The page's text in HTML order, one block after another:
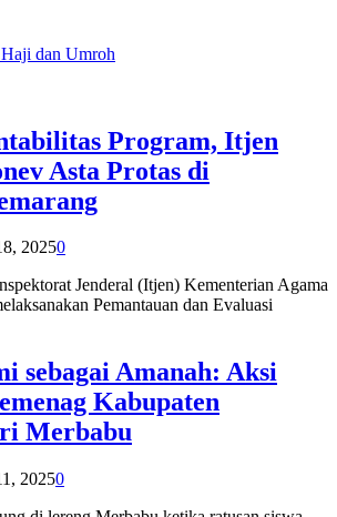
dan Umroh
Program, Itjen
Asta Protas di
20250
Jenderal (Itjen) Kementerian Agama
Pemantauan dan Evaluasi
sebagai Amanah: Aksi
Kabupaten
Merbabu
20250